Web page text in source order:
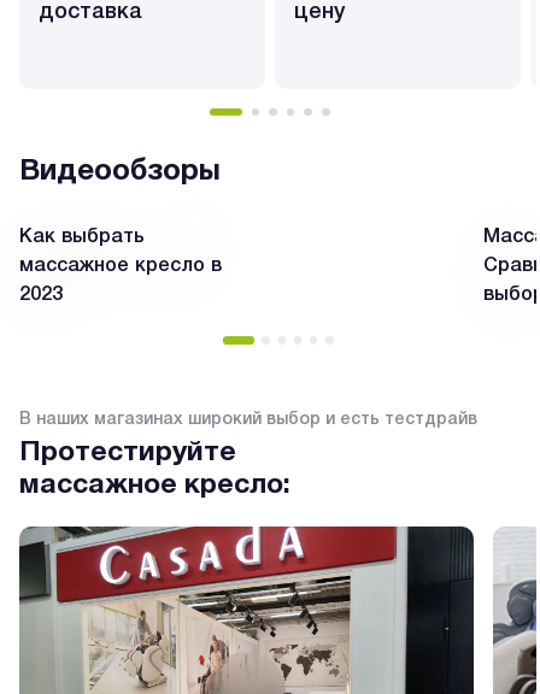
доставка
цену
Видеообзоры
Как выбрать
массажное кресло в
2023
В наших магазинах широкий выбор и есть тестдрайв
Протестируйте
массажное кресло: